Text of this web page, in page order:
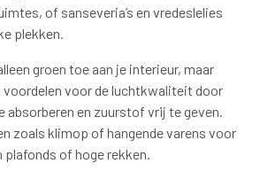
of sanseveria’s en vredeslelies
plekken.
groen toe aan je interieur, maar
voordelen voor de luchtkwaliteit door
en zuurstof vrij te geven.
zoals klimop of hangende varens voor
of hoge rekken.